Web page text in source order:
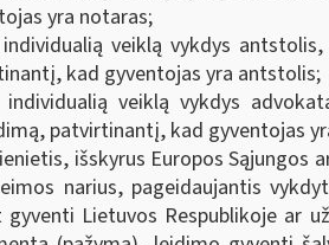
yra notaras;
veiklą vykdys
kad gyventojas yra antstolis;
veiklą vykdys
patvirtinantį, kad gyventojas
išskyrus Europos Sąjungos
narius, pageidaujantis
gyventi Lietuvos Respublikoje ar